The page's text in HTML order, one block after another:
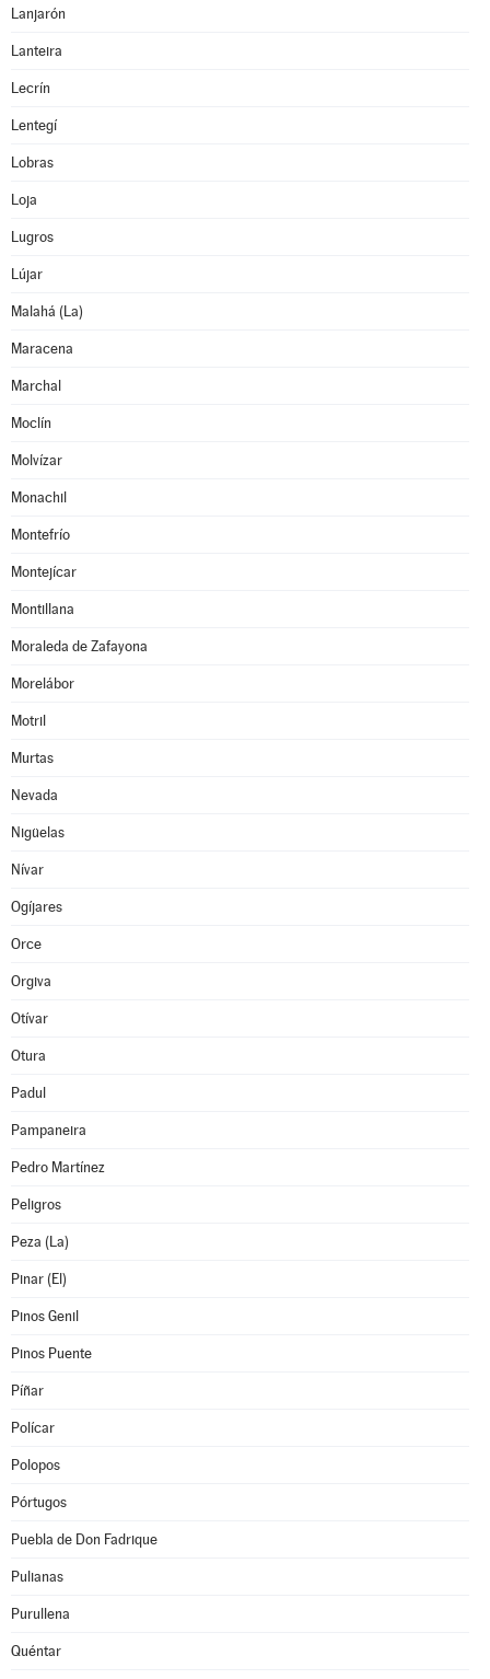
Lanjarón
Lanteira
Lecrín
Lentegí
Lobras
Loja
Lugros
Lújar
Malahá (La)
Maracena
Marchal
Moclín
Molvízar
Monachil
Montefrío
Montejícar
Montillana
Moraleda de Zafayona
Morelábor
Motril
Murtas
Nevada
Nigüelas
Nívar
Ogíjares
Orce
Orgiva
Otívar
Otura
Padul
Pampaneira
Pedro Martínez
Peligros
Peza (La)
Pinar (El)
Pinos Genil
Pinos Puente
Píñar
Polícar
Polopos
Pórtugos
Puebla de Don Fadrique
Pulianas
Purullena
Quéntar